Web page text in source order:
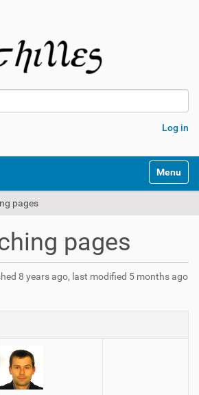
Log in
Toggle
pages
pages
8 years ago, last modified 5 months ago